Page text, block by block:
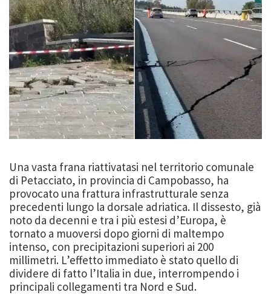
Una vasta frana riattivatasi nel territorio comunale
di Petacciato, in provincia di Campobasso, ha
provocato una frattura infrastrutturale senza
precedenti lungo la dorsale adriatica. Il dissesto, già
noto da decenni e tra i più estesi d’Europa, è
tornato a muoversi dopo giorni di maltempo
intenso, con precipitazioni superiori ai 200
millimetri. L’effetto immediato è stato quello di
dividere di fatto l’Italia in due, interrompendo i
principali collegamenti tra Nord e Sud.